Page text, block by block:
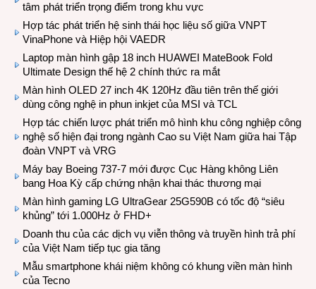
tâm phát triển trọng điểm trong khu vực
Hợp tác phát triển hệ sinh thái học liệu số giữa VNPT
VinaPhone và Hiệp hội VAEDR
Laptop màn hình gập 18 inch HUAWEI MateBook Fold
Ultimate Design thế hệ 2 chính thức ra mắt
Màn hình OLED 27 inch 4K 120Hz đầu tiên trên thế giới
dùng công nghệ in phun inkjet của MSI và TCL
Hợp tác chiến lược phát triển mô hình khu công nghiệp công
nghệ số hiện đại trong ngành Cao su Việt Nam giữa hai Tập
đoàn VNPT và VRG
Máy bay Boeing 737-7 mới được Cục Hàng không Liên
bang Hoa Kỳ cấp chứng nhận khai thác thương mại
Màn hình gaming LG UltraGear 25G590B có tốc độ “siêu
khủng” tới 1.000Hz ở FHD+
Doanh thu của các dịch vụ viễn thông và truyền hình trả phí
của Việt Nam tiếp tục gia tăng
Mẫu smartphone khái niệm không có khung viền màn hình
của Tecno